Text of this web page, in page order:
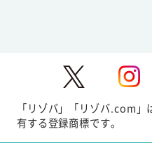
「リゾバ」「リゾバ.com
有する登録商標です。